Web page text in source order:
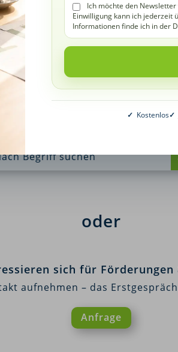
Erneute Suche
oder
sich für Förderungen
aufnehmen – das
Anfrage
Ich möchte den
Einwilligung kann ich jederzeit
Informationen finde ich in der
✓ Kostenlos✓